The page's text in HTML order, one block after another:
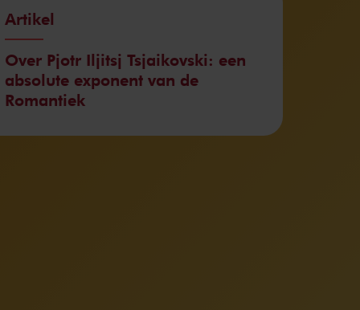
Artikel
Over Pjotr Iljitsj Tsjaikovski: een
absolute exponent van de
Romantiek